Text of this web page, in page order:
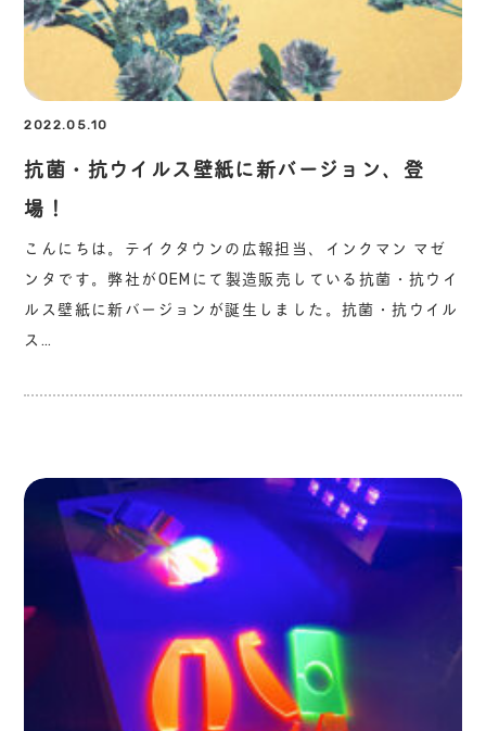
2022.05.10
抗菌・抗ウイルス壁紙に新バージョン、登
場！
こんにちは。テイクタウンの広報担当、インクマン マゼ
ンタです。弊社がOEMにて製造販売している抗菌・抗ウイ
ルス壁紙に新バージョンが誕生しました。抗菌・抗ウイル
ス…